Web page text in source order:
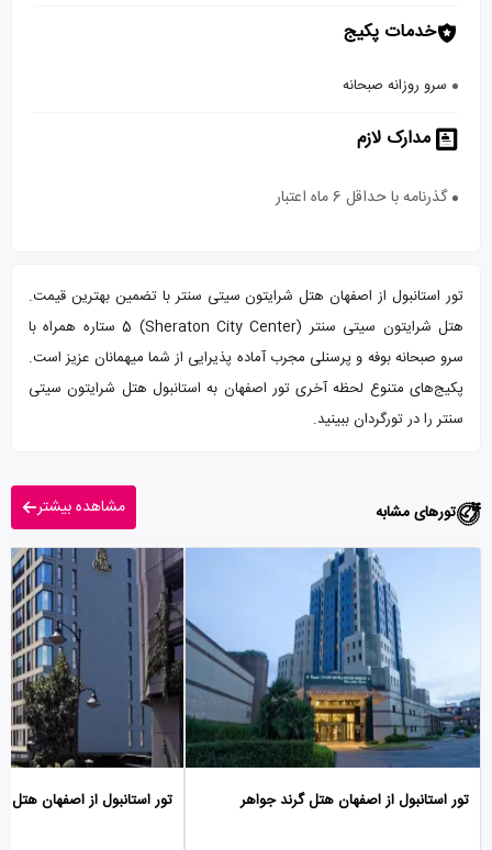
خدمات پکیج
سرو روزانه صبحانه
مدارک لازم
گذرنامه با حداقل 6 ماه اعتبار
تور استانبول از اصفهان هتل شرایتون سیتی سنتر با تضمین بهترین قیمت.
هتل شرایتون سیتی سنتر (Sheraton City Center) 5 ستاره همراه با
سرو صبحانه بوفه و پرسنلی مجرب آماده پذیرایی از شما میهمانان عزیز است.
پکیج‌های متنوع لحظه آخری تور اصفهان به استانبول هتل شرایتون سیتی
سنتر را در تورگردان ببینید.
تورهای مشابه مشاهده بیشتر
تور استانبول از اصفهان هتل گرند جواهر تور استانبول از اصفهان هتل